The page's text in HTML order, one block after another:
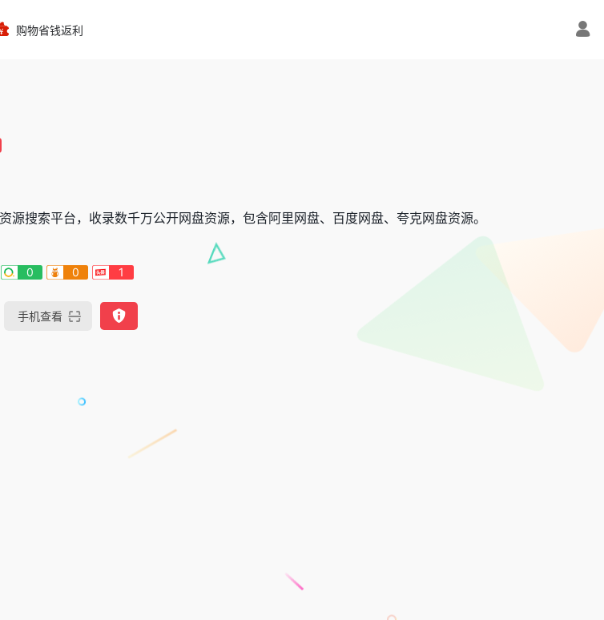
购物省钱返利
源搜索平台，收录数千万公开网盘资源，包含阿里网盘、百度网盘、夸克网盘资源。
0 0 1
手机查看